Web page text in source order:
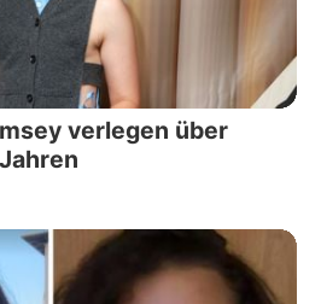
verlegen über